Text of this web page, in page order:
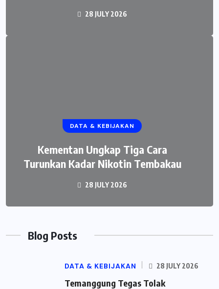
28 JULY 2026
DATA & KEBIJAKAN
Kementan Ungkap Tiga Cara
Turunkan Kadar Nikotin Tembakau
28 JULY 2026
Blog Posts
DATA & KEBIJAKAN 28 JULY 2026
Temanggung Tegas Tolak